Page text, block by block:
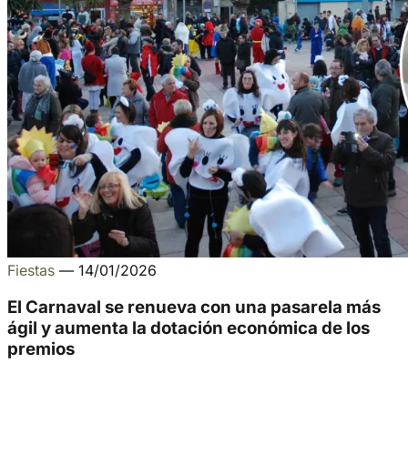
Fiestas — 14/01/2026
El Carnaval se renueva con una pasarela más
ágil y aumenta la dotación económica de los
premios